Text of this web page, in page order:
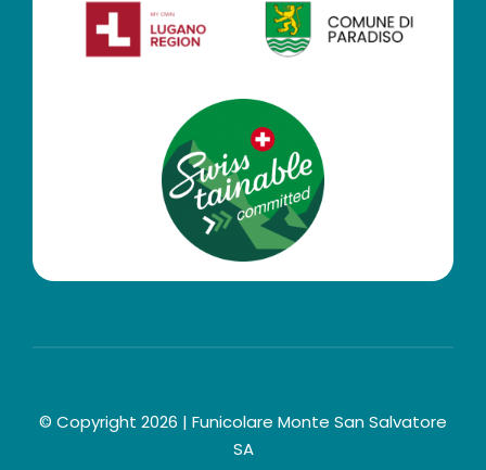
© Copyright 2026 | Funicolare Monte San Salvatore
SA